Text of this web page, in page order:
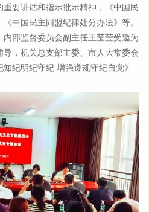
要讲话和指示批示精神，《中国民
《中国民主同盟纪律处分办法》 等。
部监督委员会副主任王莹莹受邀为
，机关总支部主委、市人大常委会
知纪明纪守纪 增强遵规守纪自觉》